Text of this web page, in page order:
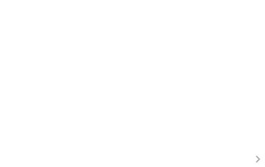
navigate_next